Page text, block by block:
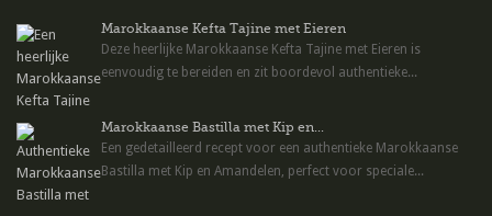
Marokkaanse Kefta Tajine met Eieren
Deze heerlijke Marokkaanse Kefta Tajine met Eieren is
eenvoudig te bereiden en zit boordevol authentieke...
Marokkaanse Bastilla met Kip en...
Een gedetailleerd recept voor een authentieke Marokkaanse
Bastilla met Kip en Amandelen, perfect voor speciale...